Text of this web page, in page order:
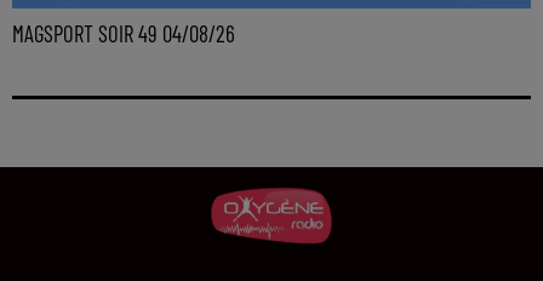
MAGSPORT SOIR 49 04/08/26